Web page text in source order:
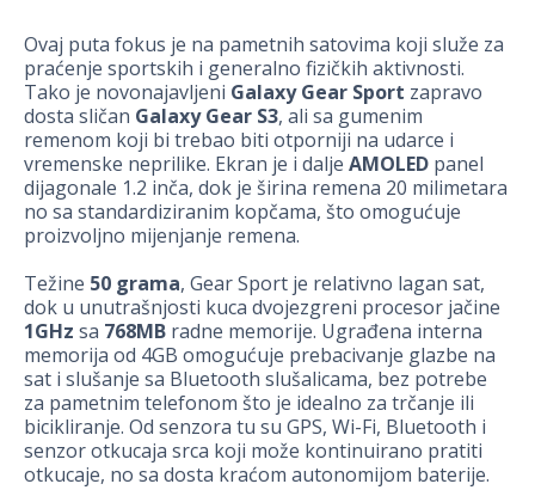
Ovaj puta fokus je na pametnih satovima koji služe za
praćenje sportskih i generalno fizičkih aktivnosti.
Tako je novonajavljeni Galaxy Gear Sport zapravo
dosta sličan Galaxy Gear S3, ali sa gumenim
remenom koji bi trebao biti otporniji na udarce i
vremenske neprilike. Ekran je i dalje AMOLED panel
dijagonale 1.2 inča, dok je širina remena 20 milimetara
no sa standardiziranim kopčama, što omogućuje
proizvoljno mijenjanje remena.
Težine 50 grama, Gear Sport je relativno lagan sat,
dok u unutrašnjosti kuca dvojezgreni procesor jačine
1GHz sa 768MB radne memorije. Ugrađena interna
memorija od 4GB omogućuje prebacivanje glazbe na
sat i slušanje sa Bluetooth slušalicama, bez potrebe
za pametnim telefonom što je idealno za trčanje ili
bicikliranje. Od senzora tu su GPS, Wi-Fi, Bluetooth i
senzor otkucaja srca koji može kontinuirano pratiti
otkucaje, no sa dosta kraćom autonomijom baterije.